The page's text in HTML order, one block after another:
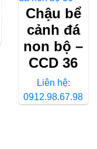
Chậu bể
cảnh đá
non bộ –
CCD 36
Liên hệ:
0912.98.67.98